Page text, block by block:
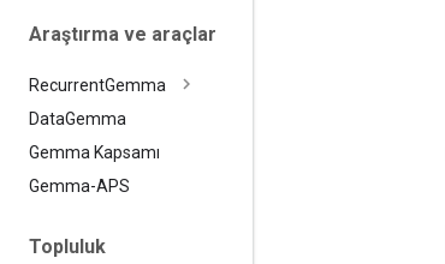
Araştırma ve araçlar
RecurrentGemma
DataGemma
Gemma Kapsamı
Gemma-APS
Topluluk